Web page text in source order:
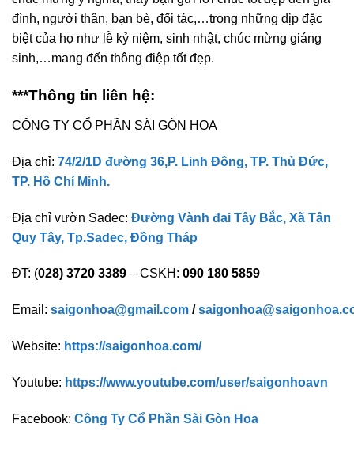
đình, người thân, bạn bè, đối tác,…trong những dịp đặc
biệt của họ như lễ kỷ niệm, sinh nhật, chúc mừng giáng
sinh,…mang đến thông điệp tốt đẹp.
***Thông tin liên hệ:
CÔNG TY CỔ PHẦN SÀI GÒN HOA
Địa chỉ: 74/2/1D đường 36,P. Linh Đông, TP. Thủ Đức,
TP. Hồ Chí Minh.
Địa chỉ vườn Sadec: Đường Vành đai Tây Bắc, Xã Tân
Quy Tây, Tp.Sadec, Đồng Tháp
ĐT: (028) 3720 3389 – CSKH: 090 180 5859
Email: saigonhoa@gmail.com /
Website: https://saigonhoa.com/
Youtube: https://www.youtube.com/user/saigonhoavn
Facebook: Công Ty Cổ Phần Sài Gòn Hoa